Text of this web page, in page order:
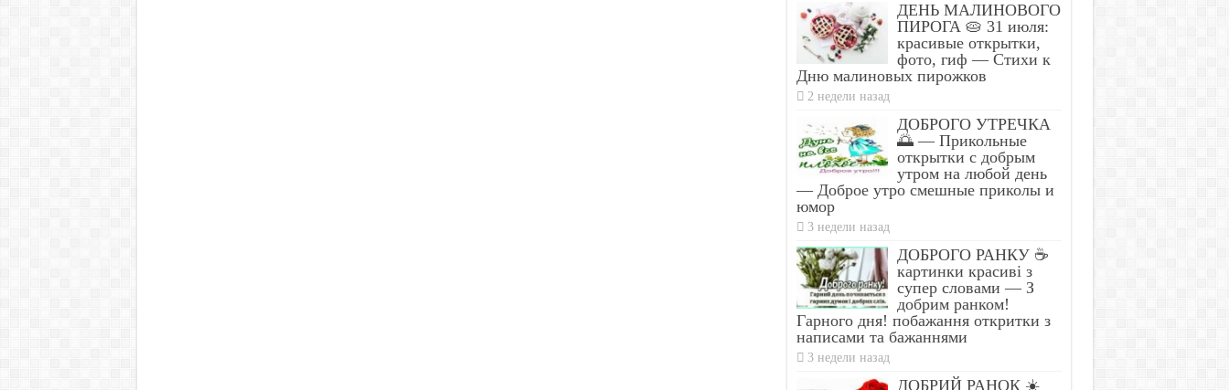
ДЕНЬ МАЛИНОВОГО
ПИРОГА 🥧 31 июля:
красивые открытки,
фото, гиф — Стихи к
Дню малиновых пирожков
2 недели назад
ДОБРОГО УТРЕЧКА
🌅 — Прикольные
открытки с добрым
утром на любой день
— Доброе утро смешные приколы и
юмор
3 недели назад
ДОБРОГО РАНКУ ☕
картинки красиві з
супер словами — З
добрим ранком!
Гарного дня! побажання откритки з
написами та бажаннями
3 недели назад
ДОБРИЙ РАНОК ☀️